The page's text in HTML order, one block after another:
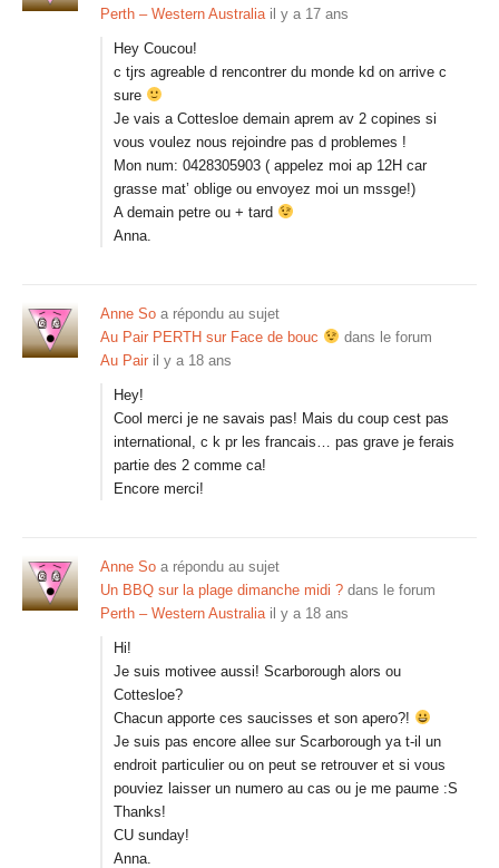
Perth – Western Australia il y a 17 ans
Hey Coucou!
c tjrs agreable d rencontrer du monde kd on arrive c
sure
Je vais a Cottesloe demain aprem av 2 copines si
vous voulez nous rejoindre pas d problemes !
Mon num: 0428305903 ( appelez moi ap 12H car
grasse mat’ oblige ou envoyez moi un mssge!)
A demain petre ou + tard
Anna.
Anne So a répondu au sujet
Au Pair PERTH sur Face de bouc
dans le forum
Au Pair il y a 18 ans
Hey!
Cool merci je ne savais pas! Mais du coup cest pas
international, c k pr les francais… pas grave je ferais
partie des 2 comme ca!
Encore merci!
Anne So a répondu au sujet
Un BBQ sur la plage dimanche midi ? dans le forum
Perth – Western Australia il y a 18 ans
Hi!
Je suis motivee aussi! Scarborough alors ou
Cottesloe?
Chacun apporte ces saucisses et son apero?!
Je suis pas encore allee sur Scarborough ya t-il un
endroit particulier ou on peut se retrouver et si vous
pouviez laisser un numero au cas ou je me paume :S
Thanks!
CU sunday!
Anna.